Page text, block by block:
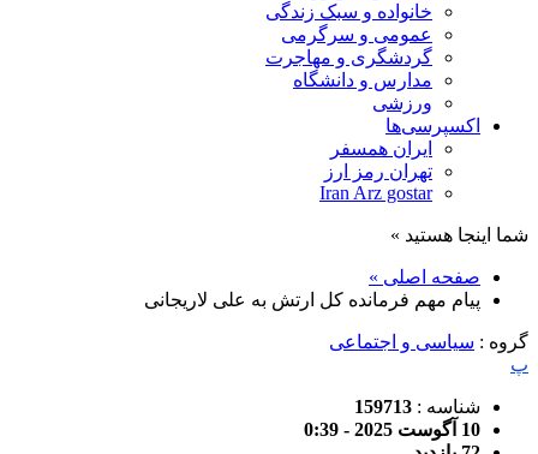
خانواده و سبک زندگی
عمومی و سرگرمی
گردشگری و مهاجرت
مدارس و دانشگاه
ورزشی
اکسپرسی‌ها
ایران همسفر
تهران رمز ارز
Iran Arz gostar
شما اینجا هستید »
صفحه اصلی »
پیام مهم فرمانده کل ارتش به علی لاریجانی
گروه : سیاسی و اجتماعی
پ
شناسه : 159713
10 آگوست 2025 - 0:39